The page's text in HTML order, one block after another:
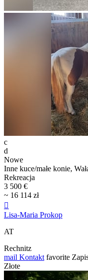
c
d
Nowe
Inne kuce/małe konie,
Rekreacja
3 500 €
~ 16 114 zł

Lisa-Maria Prokop
AT
Rechnitz
mail Kontakt favorite
Złote